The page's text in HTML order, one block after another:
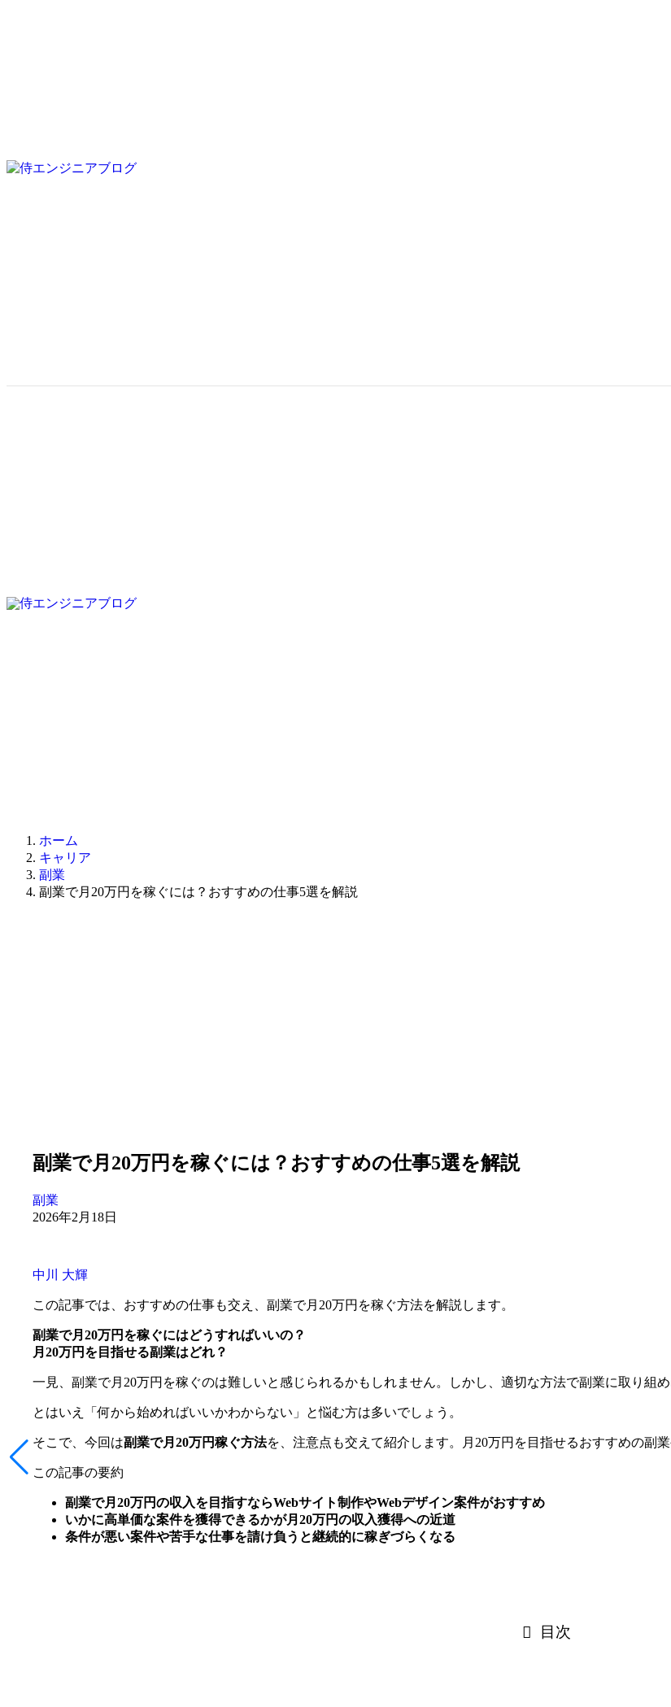
ホーム
キャリア
副業
副業で月20万円を稼ぐには？おすすめの仕事5選を解説
副業で月20万円を稼ぐには？おすすめの仕事5選を解説
副業
2026年2月18日
中川 大輝
この記事では、おすすめの仕事も交え、副業で月20万円を稼ぐ方法を解説します。
副業で月20万円を稼ぐにはどうすればいいの？
月20万円を目指せる副業はどれ？
一見、副業で月20万円を稼ぐのは難しいと感じられるかもしれません。しかし、適切な方法で副業に取り組め
とはいえ「何から始めればいいかわからない」と悩む方は多いでしょう。
そこで、今回は副業で月20万円稼ぐ方法を、注意点も交えて紹介します。月20万円を目指せるおすすめの副
この記事の要約
副業で月20万円の収入を目指すならWebサイト制作やWebデザイン案件がおすすめ
いかに高単価な案件を獲得できるかが月20万円の収入獲得への近道
条件が悪い案件や苦手な仕事を請け負うと継続的に稼ぎづらくなる
目次